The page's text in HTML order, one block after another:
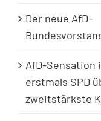
Der neue AfD-
AfD-Sensation
erstmals SPD
zweitstärkste